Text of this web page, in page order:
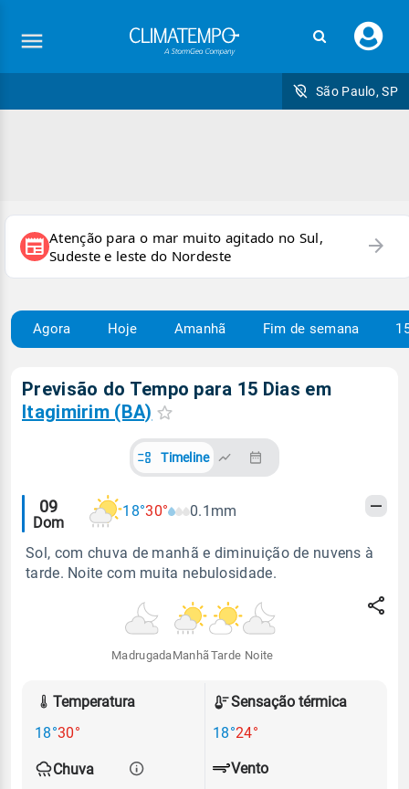
seu
São Paulo, SP
newspaper Atenção para o mar muito agitado no Sul,
Sudeste e leste do Nordeste
arrow_forward
Agora Hoje Amanhã Fim de semana
Previsão do Tempo para 15 Dias em
Itagimirim (BA)
Timeline
Alertas
meteorológicos
09
Dom
18°30° 0.1mm
Sol, com chuva de manhã e diminuição de nuvens à
tarde. Noite com muita nebulosidade.
Madrugada Manhã Tarde Noite
Temperatura
18°30°
Sensação térmica
18°24°
Chuva
Vento